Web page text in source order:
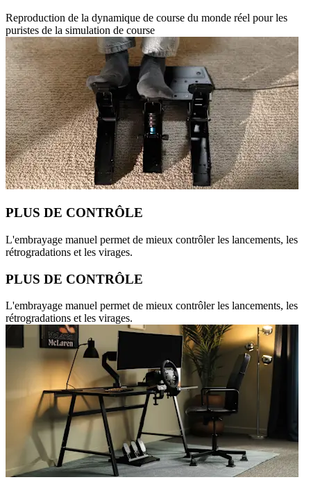
Reproduction de la dynamique de course du monde réel pour les
puristes de la simulation de course
PLUS DE CONTRÔLE
L'embrayage manuel permet de mieux contrôler les lancements, les
rétrogradations et les virages.
PLUS DE CONTRÔLE
L'embrayage manuel permet de mieux contrôler les lancements, les
rétrogradations et les virages.